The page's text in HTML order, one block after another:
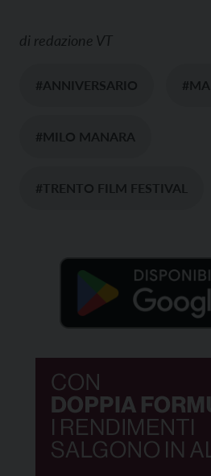
di redazione VT
#ANNIVERSARIO
#MILO MANARA
#TRENTO FILM FESTIVAL